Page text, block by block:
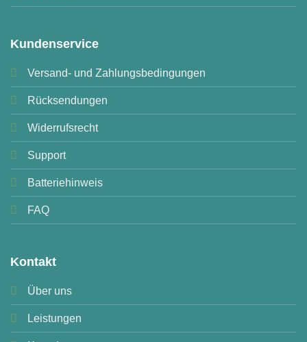
Kundenservice
Versand- und Zahlungsbedingungen
Rücksendungen
Widerrufsrecht
Support
Batteriehinweis
FAQ
Kontakt
Über uns
Leistungen